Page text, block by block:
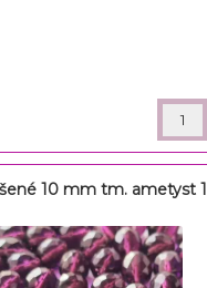
10 mm tm. ametyst